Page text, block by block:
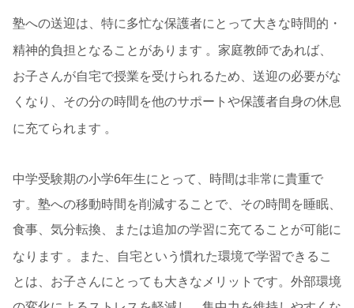
塾への送迎は、特に多忙な保護者にとって大きな時間的・
精神的負担となることがあります 。家庭教師であれば、
お子さんが自宅で授業を受けられるため、送迎の必要がな
くなり、その分の時間を他のサポートや保護者自身の休息
に充てられます 。
中学受験期の小学6年生にとって、時間は非常に貴重で
す。塾への移動時間を削減することで、その時間を睡眠、
食事、気分転換、または追加の学習に充てることが可能に
なります 。また、自宅という慣れた環境で学習できるこ
とは、お子さんにとっても大きなメリットです。外部環境